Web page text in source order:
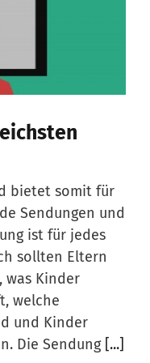
bietet somit für
Sendungen und
ist für jedes
sollten Eltern
was Kinder
welche
und Kinder
Die Sendung [...]